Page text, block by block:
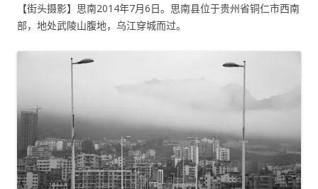
【街头摄影】思南2014年7月6日。思南县位于贵州省铜仁市西南
部，地处武陵山腹地，乌江穿城而过。